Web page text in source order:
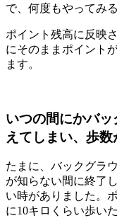
で、何度もやってみ
ポイント残高に反映
にそのままポイント
ます。
いつの間にかバ
えてしまい、歩
たまに、バックグラ
が知らない間に終了
い時がありました。
に10キロくらい歩い